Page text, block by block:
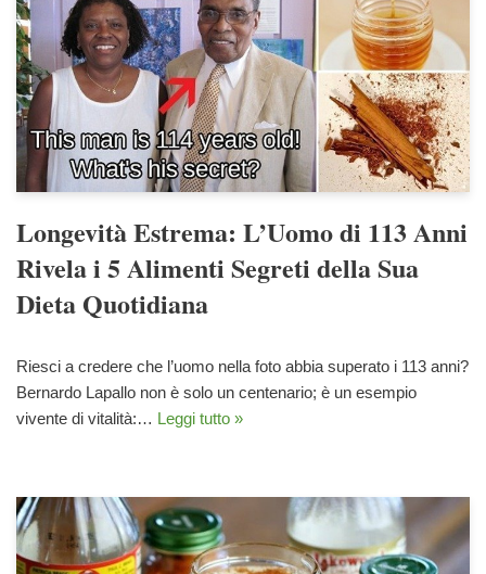
Longevità Estrema: L’Uomo di 113 Anni
Rivela i 5 Alimenti Segreti della Sua
Dieta Quotidiana
Riesci a credere che l’uomo nella foto abbia superato i 113 anni?
Bernardo Lapallo non è solo un centenario; è un esempio
vivente di vitalità:… Leggi tutto »